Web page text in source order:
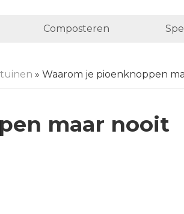
Composteren
» Waarom je pioenknoppen
maar nooit